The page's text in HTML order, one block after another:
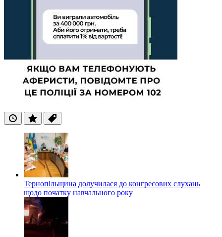
ОстанніПопулярні
Теги
Тернопільщина долучилася до конгресових слухань
щодо початку навчального року